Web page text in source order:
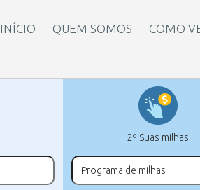
INÍCIO QUEM SOMOS COMO
2º Suas milhas